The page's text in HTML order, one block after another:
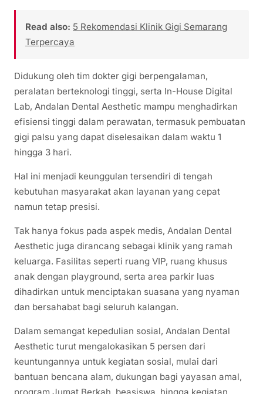
Read also: 5 Rekomendasi Klinik Gigi Semarang
Terpercaya
Didukung oleh tim dokter gigi berpengalaman,
peralatan berteknologi tinggi, serta In-House Digital
Lab, Andalan Dental Aesthetic mampu menghadirkan
efisiensi tinggi dalam perawatan, termasuk pembuatan
gigi palsu yang dapat diselesaikan dalam waktu 1
hingga 3 hari.
Hal ini menjadi keunggulan tersendiri di tengah
kebutuhan masyarakat akan layanan yang cepat
namun tetap presisi.
Tak hanya fokus pada aspek medis, Andalan Dental
Aesthetic juga dirancang sebagai klinik yang ramah
keluarga. Fasilitas seperti ruang VIP, ruang khusus
anak dengan playground, serta area parkir luas
dihadirkan untuk menciptakan suasana yang nyaman
dan bersahabat bagi seluruh kalangan.
Dalam semangat kepedulian sosial, Andalan Dental
Aesthetic turut mengalokasikan 5 persen dari
keuntungannya untuk kegiatan sosial, mulai dari
bantuan bencana alam, dukungan bagi yayasan amal,